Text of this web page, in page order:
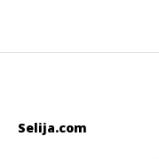
Selija.com